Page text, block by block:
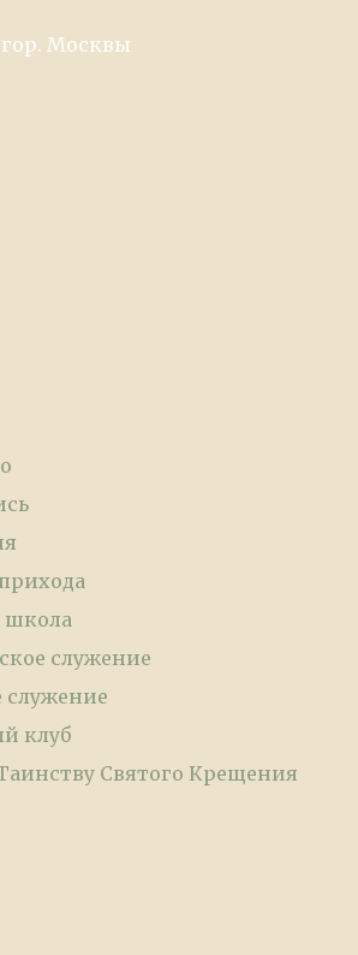
Москвы
школа
служение
служение
клуб
Святого Крещения